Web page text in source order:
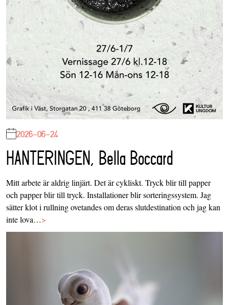
2026-06-24
HANTERINGEN, Bella Boccard
Mitt arbete är aldrig linjärt. Det är cykliskt. Tryck blir till papper
och papper blir till tryck. Installationer blir sorteringssystem. Jag
sätter klot i rullning ovetandes om deras slutdestination och jag kan
inte lova…>